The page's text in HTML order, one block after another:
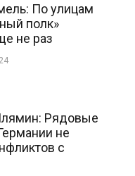
По улицам
полк»
не раз
Рядовые
не
с